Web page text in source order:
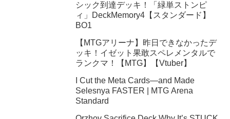
シック到達デッキ！「緑単ストンピ
ィ」DeckMemory4【スタンダード】
BO1
【MTGアリーナ】昨日できなかったデ
ッキ！イゼット果敢スペレメンタルで
ランクマ！【MTG】【Vtuber】
I Cut the Meta Cards—and Made
Selesnya FASTER | MTG Arena
Standard